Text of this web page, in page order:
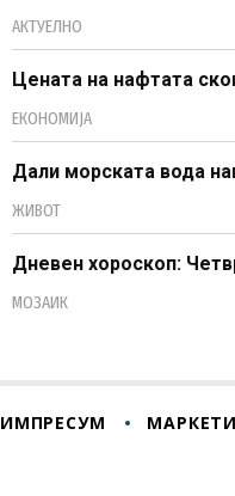
АКТУЕЛНО
Цената на нафтата
ЕКОНОМИЈА
Дали морската вода
ЖИВОТ
Дневен хороскоп:
МОЗАИК
ИМПРЕСУМ